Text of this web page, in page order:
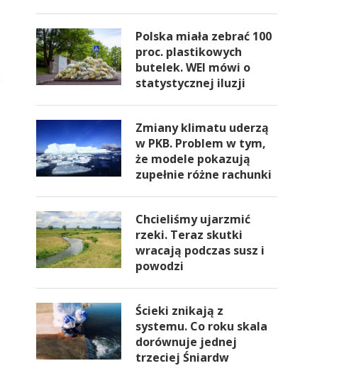
Polska miała zebrać 100
proc. plastikowych
butelek. WEI mówi o
statystycznej iluzji
Zmiany klimatu uderzą
w PKB. Problem w tym,
że modele pokazują
zupełnie różne rachunki
Chcieliśmy ujarzmić
rzeki. Teraz skutki
wracają podczas susz i
powodzi
Ścieki znikają z
systemu. Co roku skala
dorównuje jednej
trzeciej Śniardw